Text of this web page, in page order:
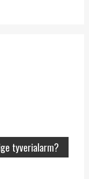
tyverialarm?